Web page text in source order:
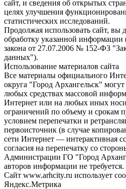
сайт, и сведения об открытых
целях улучшения
статистических исследований.
Продолжая использовать сайт, вы
обработку указанной информации
закона от 27.07.2006 № 152-ФЗ
данных").
Использование материалов сайта
Все материалы официального
округа "Город Архангельск"
любых средствах массовой
Интернет или на любых иных
ограничений по объему и срокам
условием перепечатки и
первоисточник (в случае
сети Интернет — интерактивная
согласия на перепечатку со
Администрации ГО "Город
авторов информации не требуется.
Сайт www.arhcity.ru использует
Яндекс.Метрика